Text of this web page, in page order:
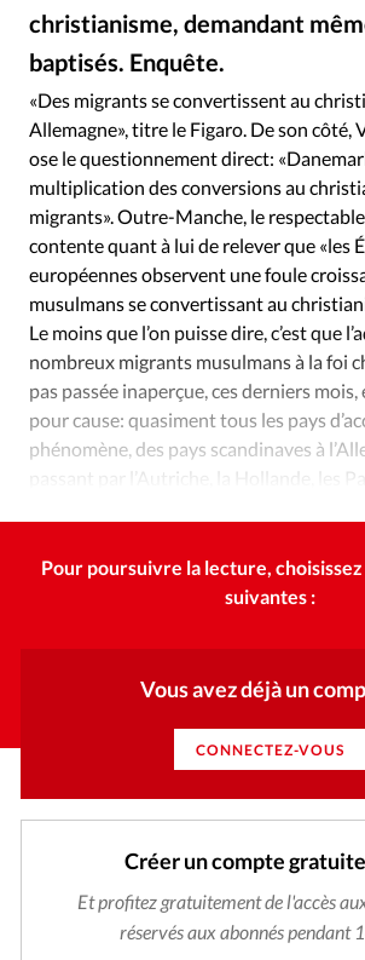
Se connecter
Édition: Internationale
Devise:
CHF
RUBRIQUES
Tous les articles
Actualité
Actualité internationale
Chronique
Dossier
Eglises Foi Génération
Opinions
Publireportage
Société
Tour du monde des Eglises
Vécu
Vie Intérieure
christianisme, demandant
baptisés. Enquête.
«Des migrants se convertissent au
Allemagne», titre le Figaro. De son côté,
ose le questionnement direct:
multiplication des conversions au
migrants». Outre-Manche, le
contente quant à lui de relever que «les
européennes observent une foule
musulmans se convertissant au
Le moins que l’on puisse dire, c’est que
nombreux migrants musulmans à la foi
pas passée inaperçue, ces derniers mois,
pour cause: quasiment tous les pays
phénomène, des pays scandinaves à
passant par l’Autriche, la Hollande, les
Pour poursuivre la lecture,
suivantes :
Vous avez déjà un
CONNECTEZ-VOUS
Créer un compte
Et profitez gratuitement de l'accès
réservés aux abonnés pendant